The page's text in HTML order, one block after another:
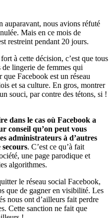
auparavant, nous avions réfuté
Mais en ce mois de
restreint pendant 20 jours.
à cette décision, c’est que tous
lingerie de femmes qui
Facebook est un réseau
et sa culture. En gros, montrer
souci, par contre des tétons, si !
dans le cas où Facebook a
conseil qu’on peut vous
administrateurs à d’autres
secours. C’est ce qu’à fait
une page parodique et
algorithmes.
le réseau social Facebook,
que de gagner en visibilité. Les
nous ont d’ailleurs fait perdre
Cette sanction ne fait que